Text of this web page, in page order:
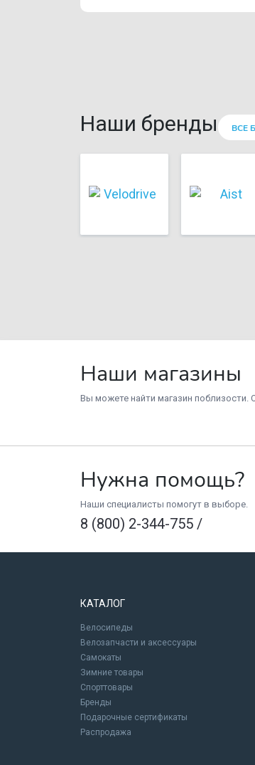
Наши бренды ВСЕ
Наши магазины
Вы можете найти магазин поблизости.
Нужна помощь?
Наши специалисты помогут в выборе.
8 (800) 2-344-755 /
КАТАЛОГ
Велосипеды
Велозапчасти и аксессуары
Самокаты
Зимние товары
Спорттовары
Бренды
Подарочные сертификаты
Распродажа